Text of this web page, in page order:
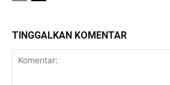
TINGGALKAN KOMENTAR